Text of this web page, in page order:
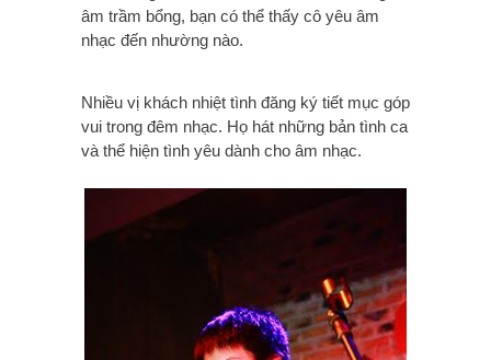
âm trầm bổng, bạn có thể thấy cô yêu âm
nhạc đến nhường nào.
Nhiều vị khách nhiệt tình đăng ký tiết mục góp
vui trong đêm nhạc. Họ hát những bản tình ca
và thể hiện tình yêu dành cho âm nhạc.